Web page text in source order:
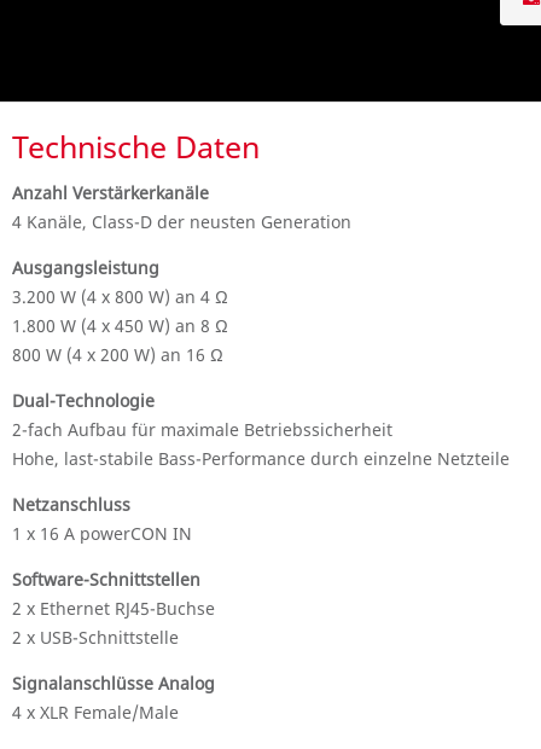
Technische Daten
Anzahl Verstärkerkanäle
4 Kanäle, Class-D der neusten Generation
Ausgangsleistung
3.200 W (4 x 800 W) an 4 Ω
1.800 W (4 x 450 W) an 8 Ω
800 W (4 x 200 W) an 16 Ω
Dual-Technologie
2-fach Aufbau für maximale Betriebssicherheit
Hohe, last-stabile Bass-Performance durch einzelne Netzteile
Netzanschluss
1 x 16 A powerCON IN
Software-Schnittstellen
2 x Ethernet RJ45-Buchse
2 x USB-Schnittstelle
Signalanschlüsse Analog
4 x XLR Female/Male